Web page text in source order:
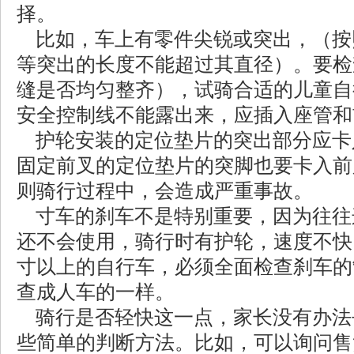
择。
比如，车上有零件尖锐或突出，（
等突出的长度不能超过其直径）。要
缝是否均匀整齐），试骑合适的儿童
安全控制线不能露出来，应插入座管
护轮安装的定位垫片的突出部分应
固定前叉的定位垫片的突脚也要卡入
则骑行过程中，会造成严重事故。
寸车的刹车不是特别重要，因为往
还不会使用，骑行时有护轮，速度不
寸以上的自行车，必须全面检查刹车
查成人车的一样。
骑行是否轻快这一点，家长没有办
些简单的判断方法。比如，可以询问